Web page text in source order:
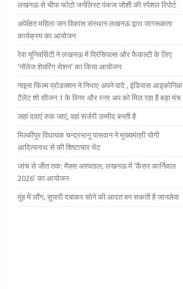
लखनऊ से चीफ फोटो जर्नलिस्ट पंकज जोशी की स्पेशल रिपोर्ट
अपेक्षित महिला जन विकास संस्थान लखनऊ द्वारा जागरूकता
कार्यक्रम का आयोजन
रेवा यूनिवर्सिटी ने लखनऊ में प्रिंसिपल्स और फैकल्टी के लिए
‘नॉलेज शेयरिंग सेशन’ का किया आयोजन
नाइस फिल्म प्रोडक्शन ने निभाए अपने वादे , इंडियास आइकोनिक
टैलेंट शो सीजन 1 के विनर और रनर अप को मिल रहा है बड़ा मंच
जहां दवाएं रुक जाएं, वहां सर्जरी उम्मीद बनती है
मिल्कीपुर विधायक चन्द्रभानु पासवान ने मुख्यमंत्री योगी
आदित्यनाथ से की शिष्टाचार भेंट
जांच से जीत तक: मैक्स अस्पताल, लखनऊ में ‘कैंसर कार्निवाल
2026’ का आयोजन
मुंह में लौंग, सुपारी दबाकर सोने की आदत बन सकती है जानलेवा